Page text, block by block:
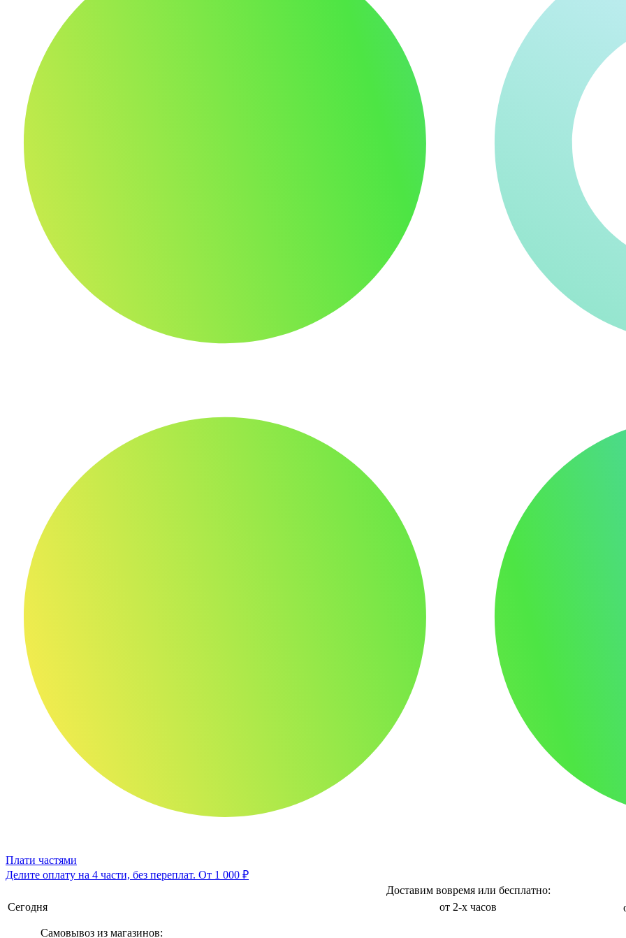
Плати частями
Делите оплату на 4 части, без переплат. От 1 000 ₽
Доставим вовремя или бесплатно:
Сегодня
от 2-х часов
Самовывоз из магазинов: